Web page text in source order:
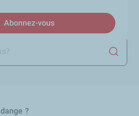
Abonnez-voussa vidange ?
?